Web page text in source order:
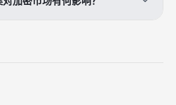
广泛采用，以及机构投资者兴趣